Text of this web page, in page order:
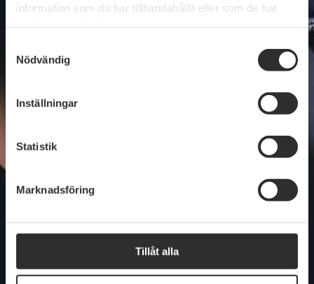
information som du har tillhandahållit eller som de har
Nödvändig
Inställningar
Statistik
Marknadsföring
Tillåt alla
Fakturaadress